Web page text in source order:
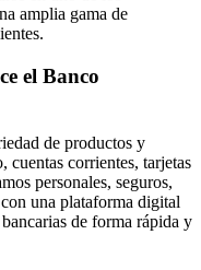
amplia gama de
el Banco
de productos y
cuentas corrientes, tarjetas
personales, seguros,
una plataforma digital
de forma rápida y